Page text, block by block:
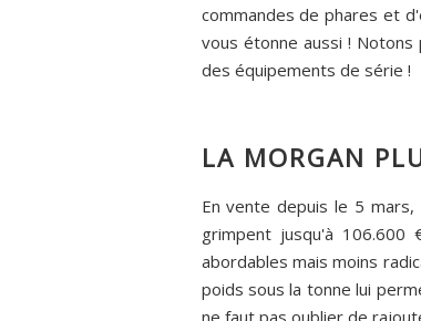
commandes de phares et
vous étonne aussi !
des équipements de série !
LA MORGAN
En vente depuis le 5
grimpent jusqu'à 106.600
abordables mais moins
poids sous la tonne lui
ne faut pas oublier de